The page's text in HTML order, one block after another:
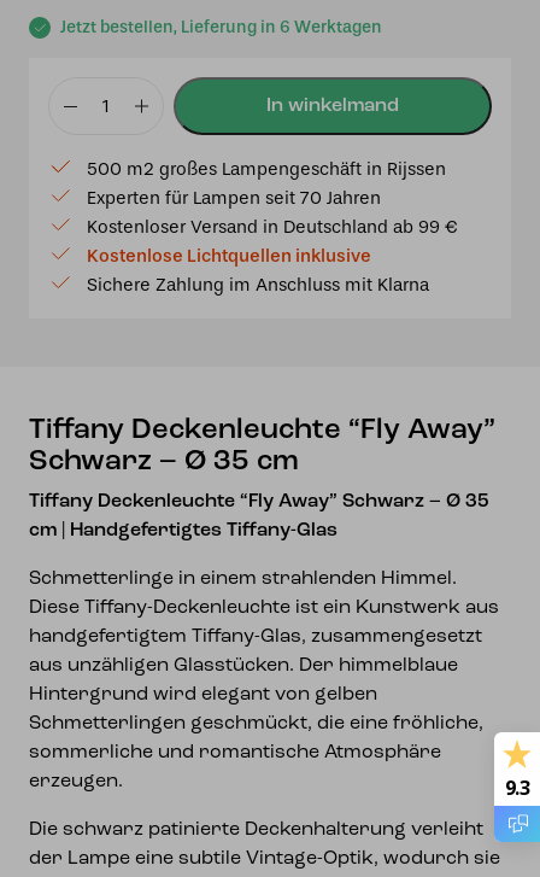
Jetzt bestellen, Lieferung in 6 Werktagen
Tiffany
“Fly
Away”
Schwarz
–
Ø
500 m2 großes Lampengeschäft in Rijssen
Experten für Lampen seit 70 Jahren
Kostenloser Versand in Deutschland ab 99 €
Kostenlose Lichtquellen inklusive
Sichere Zahlung im Anschluss mit Klarna
Tiffany Deckenleuchte “Fly Away”
Schwarz – Ø 35 cm
Tiffany Deckenleuchte “Fly Away” Schwarz – Ø 35
cm | Handgefertigtes Tiffany-Glas
Schmetterlinge in einem strahlenden Himmel.
Diese Tiffany-Deckenleuchte ist ein Kunstwerk aus
handgefertigtem Tiffany-Glas, zusammengesetzt
aus unzähligen Glasstücken. Der himmelblaue
Hintergrund wird elegant von gelben
Schmetterlingen geschmückt, die eine fröhliche,
sommerliche und romantische Atmosphäre
erzeugen.
Die schwarz patinierte Deckenhalterung verleiht
der Lampe eine subtile Vintage-Optik, wodurch sie
9.3